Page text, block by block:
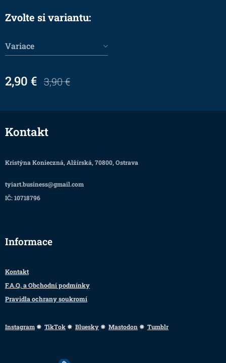
Zvolte si variantu:
Variace
2,90 € 3,90€
Kontakt
Kristýna Konieczná, Alžírská, 70800, Ostrava
tyiart.business@gmail.com
IČ: 10718796
Informace
Kontakt
F.A.Q. a Obchodní podmínky
Pravidla ochrany soukromí
Instagram✸ TikTok✸ Bluesky✸ Mastodon ✸ Tumblr